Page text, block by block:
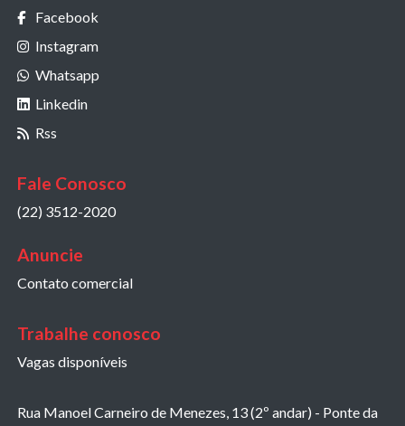
Facebook
Instagram
Whatsapp
Linkedin
Rss
Fale Conosco
(22) 3512-2020
Anuncie
Contato comercial
Trabalhe conosco
Vagas disponíveis
Rua Manoel Carneiro de Menezes, 13 (2º andar) - Ponte da